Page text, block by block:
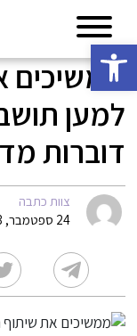
פתח סרגל נגישות
ממשיכים
למען
דוברות מדא
צוות כתבה
24 ספטמבר, 2023 07:05